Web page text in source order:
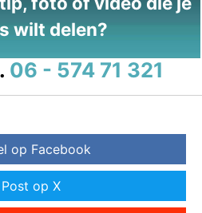
wilt delen?
06 - 574 71 321
op Facebook
Post op X